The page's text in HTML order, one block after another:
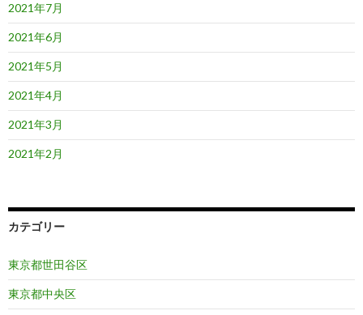
2021年7月
2021年6月
2021年5月
2021年4月
2021年3月
2021年2月
カテゴリー
東京都世田谷区
東京都中央区